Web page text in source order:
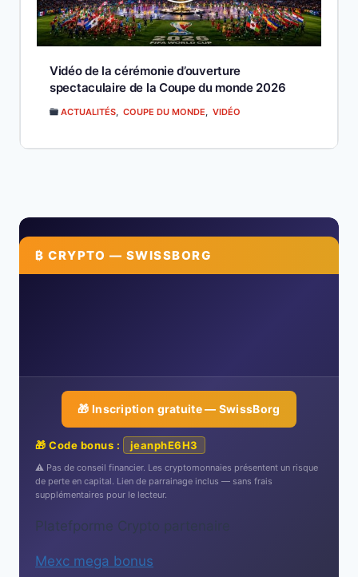
Vidéo de la cérémonie d’ouverture
spectaculaire de la Coupe du monde 2026
ACTUALITÉS COUPE DU MONDE VIDÉO
₿ CRYPTO — SWISSBORG
🎁 Inscription gratuite — SwissBorg
🎁 Code bonus : jeanphE6H3
⚠️ Pas de conseil financier. Les cryptomonnaies présentent un risque
de perte en capital. Lien de parrainage inclus — sans frais
supplémentaires pour le lecteur.
Platefporme Crypto partenaire
Mexc mega bonus